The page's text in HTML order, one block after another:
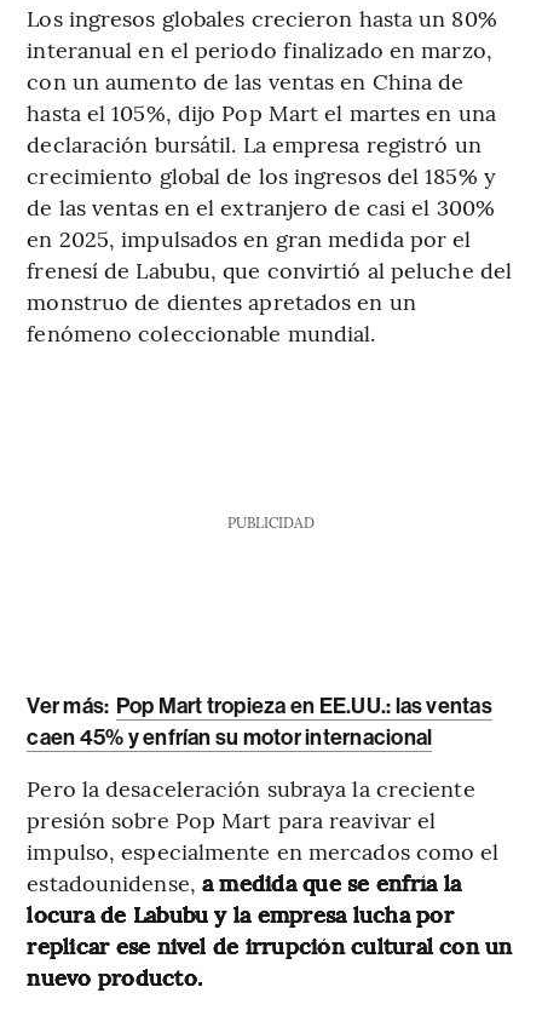
Los ingresos globales crecieron hasta un 80%
interanual en el periodo finalizado en marzo,
con un aumento de las ventas en China de
hasta el 105%, dijo Pop Mart el martes en una
declaración bursátil. La empresa registró un
crecimiento global de los ingresos del 185% y
de las ventas en el extranjero de casi el 300%
en 2025, impulsados en gran medida por el
frenesí de Labubu, que convirtió al peluche del
monstruo de dientes apretados en un
fenómeno coleccionable mundial.
PUBLICIDAD
Ver más: Pop Mart tropieza en EE.UU.: las ventas
caen 45% y enfrían su motor internacional
Pero la desaceleración subraya la creciente
presión sobre Pop Mart para reavivar el
impulso, especialmente en mercados como el
estadounidense, a medida que se enfría la
locura de Labubu y la empresa lucha por
replicar ese nivel de irrupción cultural con un
nuevo producto.